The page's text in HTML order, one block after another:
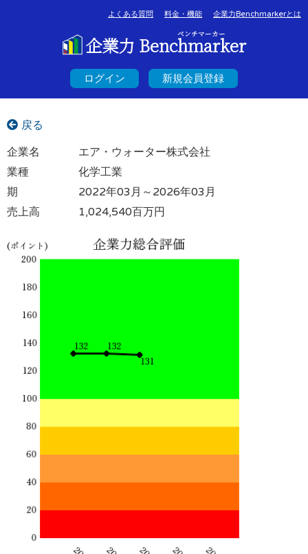
よくある質問 料金・機能 企業力Benchmarkerとは
ベンチマーカー
企業力 Benchmarker
ログイン 新規会員登録
戻る
企業名
エア・ウォーター株式会社
業種
化学工業
期
2022年03月～2026年03月
売上高
1,024,540百万円